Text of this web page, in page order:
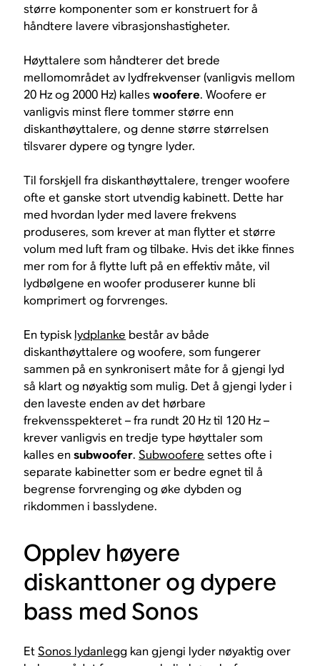
større komponenter som er konstruert for å
håndtere lavere vibrasjonshastigheter.
Høyttalere som håndterer det brede
mellomområdet av lydfrekvenser (vanligvis mellom
20 Hz og 2000 Hz) kalleswoofere. Woofere er
vanligvis minst flere tommer større enn
diskanthøyttalere, og denne større størrelsen
tilsvarer dypere og tyngre lyder.
Til forskjell fra diskanthøyttalere, trenger woofere
ofte et ganske stort utvendig kabinett. Dette har
med hvordan lyder med lavere frekvens
produseres, som krever at man flytter et større
volum med luft fram og tilbake. Hvis det ikke finnes
mer rom for å flytte luft på en effektiv måte, vil
lydbølgene en woofer produserer kunne bli
komprimert og forvrenges.
En typisk lydplanke består av både
diskanthøyttalere og woofere, som fungerer
sammen på en synkronisert måte for å gjengi lyd
så klart og nøyaktig som mulig. Det å gjengi lyder i
den laveste enden av det hørbare
frekvensspekteret – fra rundt 20 Hz til 120 Hz –
krever vanligvis en tredje type høyttaler som
kalles ensubwoofer.Subwoofere settes ofte i
separate kabinetter som er bedre egnet til å
begrense forvrenging og øke dybden og
rikdommen i basslydene.
Opplev høyere
diskanttoner og dypere
bass med Sonos
EtSonos lydanlegg kan gjengi lyder nøyaktig over